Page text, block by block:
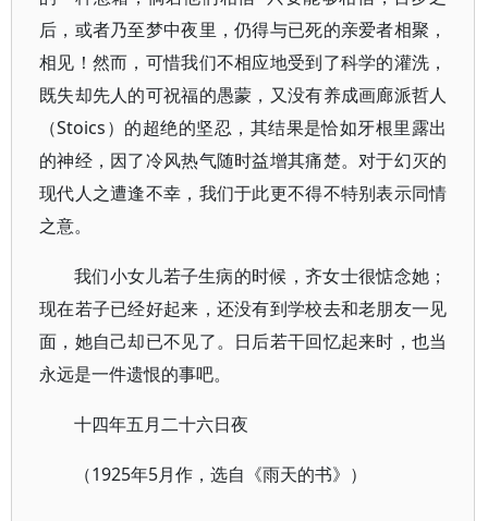
后，或者乃至梦中夜里，仍得与已死的亲爱者相聚，
相见！然而，可惜我们不相应地受到了科学的灌洗，
既失却先人的可祝福的愚蒙，又没有养成画廊派哲人
（Stoics）的超绝的坚忍，其结果是恰如牙根里露出
的神经，因了冷风热气随时益增其痛楚。对于幻灭的
现代人之遭逢不幸，我们于此更不得不特别表示同情
之意。
我们小女儿若子生病的时候，齐女士很惦念她；
现在若子已经好起来，还没有到学校去和老朋友一见
面，她自己却已不见了。日后若干回忆起来时，也当
永远是一件遗恨的事吧。
十四年五月二十六日夜
（1925年5月作，选自《雨天的书》）